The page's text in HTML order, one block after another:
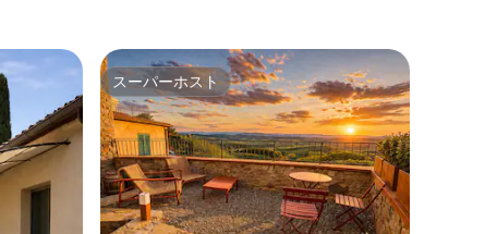
スーパーホスト
スーパーホスト